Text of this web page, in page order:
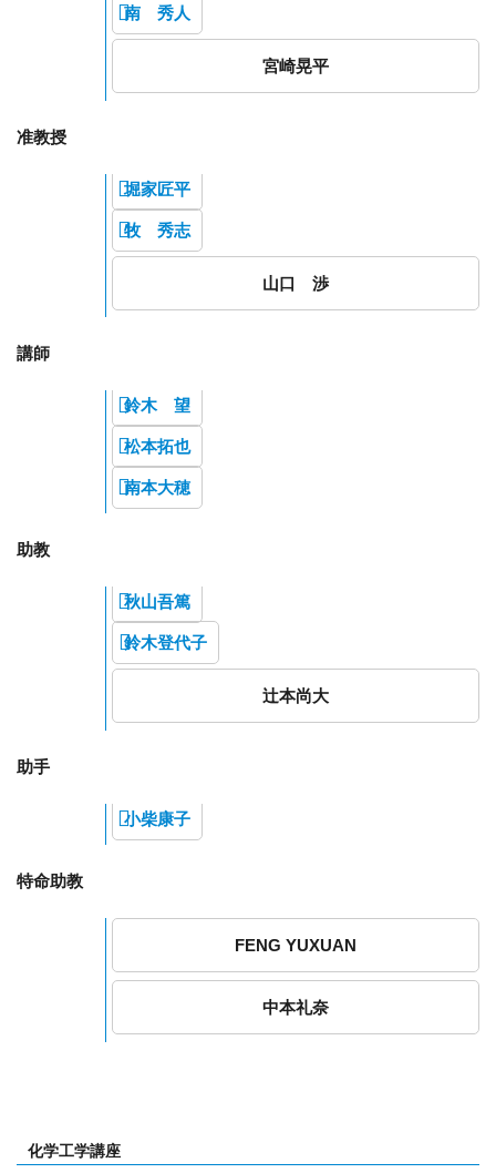
南 秀人
宮崎晃平
准教授
堀家匠平
牧 秀志
山口 渉
講師
鈴木 望
松本拓也
南本大穂
助教
秋山吾篤
鈴木登代子
辻本尚大
助手
小柴康子
特命助教
FENG YUXUAN
中本礼奈
化学工学講座